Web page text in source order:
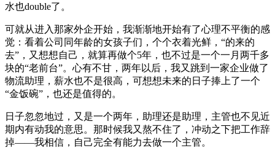
水也double了。
可就从进入那家外企开始，我渐渐地开始有了心理不平衡的感
觉：看着公司同年龄的女孩子们，个个衣着光鲜，“的来的
去”，又想想自己，就算再做个5年，也不过是一个一月两千多
块的“老前台”。心有不甘，两年以后，我又跳到一家企业做了
物流助理，薪水也不是很高，可想想未来的日子捧上了一个
“金饭碗”，也还是值得的。
日子忽忽地过，又是一个两年，助理还是助理，主管也不见近
期内有动我的意思。那时候我又熬不住了，冲动之下把工作辞
掉——我相信，自己完全有能力去做一个主管。